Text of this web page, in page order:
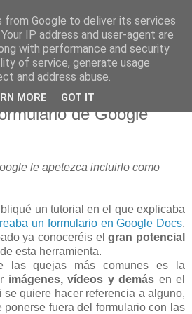
imágenes, vídeos y
de Google
le apetezca incluirlo como
un tutorial en el que explicaba
un formulario en Google Docs.
ya conoceréis elgran potencial
esta herramienta.
las quejas más comunes es la
imágenes, vídeos y demás en el
quiere hacer referencia a alguno,
ponerse fuera del formulario con las
from Google to deliver its services
IP address and user-agent are
with performance and security
of service, generate usage
and address abuse.
MORE GOT IT